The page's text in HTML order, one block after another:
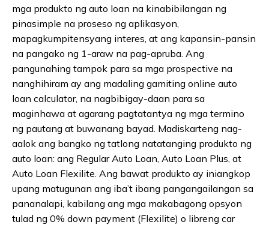
mga produkto ng auto loan na kinabibilangan ng
pinasimple na proseso ng aplikasyon,
mapagkumpitensyang interes, at ang kapansin-pansin
na pangako ng 1-araw na pag-apruba. Ang
pangunahing tampok para sa mga prospective na
nanghihiram ay ang madaling gamiting online auto
loan calculator, na nagbibigay-daan para sa
maginhawa at agarang pagtatantya ng mga termino
ng pautang at buwanang bayad. Madiskarteng nag-
aalok ang bangko ng tatlong natatanging produkto ng
auto loan: ang Regular Auto Loan, Auto Loan Plus, at
Auto Loan Flexilite. Ang bawat produkto ay iniangkop
upang matugunan ang iba’t ibang pangangailangan sa
pananalapi, kabilang ang mga makabagong opsyon
tulad ng 0% down payment (Flexilite) o libreng car